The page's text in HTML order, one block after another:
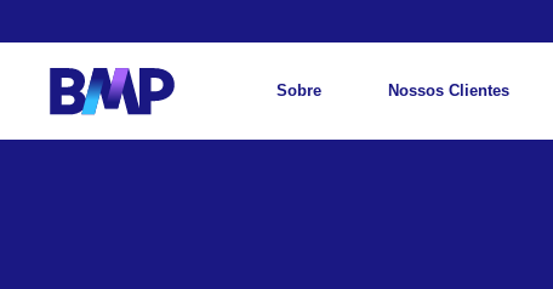
Sobre Nossos Clientes